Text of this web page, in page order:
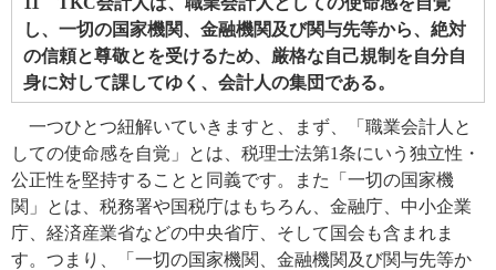
し、一切の国家機関、金融機関及び関与先等から、絶対
の信頼と尊敬とを受けるため、厳格な自己規制を自分自
身に対して課してゆく、会計人の集団である。
一つひとつ紐解いていきますと、まず、「職業会計人と
しての使命感を自覚」とは、税理士法第1条にいう独立性・
公正性を堅持することと同義です。また「一切の国家機
関」とは、税務署や国税庁はもちろん、金融庁、中小企業
庁、経済産業省などの中央省庁、そして国会も含まれま
す。つまり、「一切の国家機関、金融機関及び関与先等か